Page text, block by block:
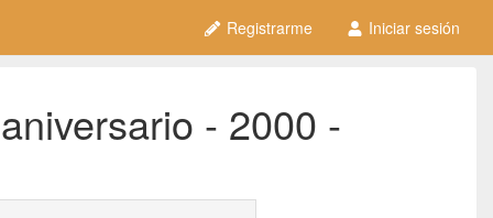
Registrarme Iniciar sesión
- 2000 -